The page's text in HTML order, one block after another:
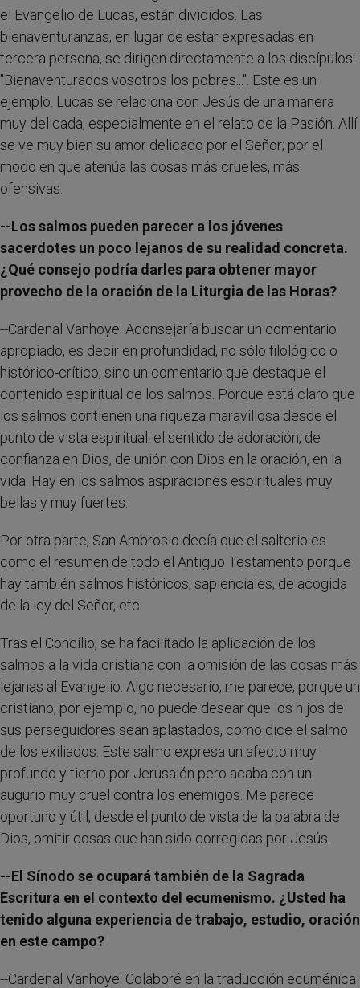
el Evangelio de Lucas, están divididos. Las
bienaventuranzas, en lugar de estar expresadas en
tercera persona, se dirigen directamente a los discípulos:
"Bienaventurados vosotros los pobres...". Este es un
ejemplo. Lucas se relaciona con Jesús de una manera
muy delicada, especialmente en el relato de la Pasión. Allí
se ve muy bien su amor delicado por el Señor; por el
modo en que atenúa las cosas más crueles, más
ofensivas.
--Los salmos pueden parecer a los jóvenes
sacerdotes un poco lejanos de su realidad concreta.
¿Qué consejo podría darles para obtener mayor
provecho de la oración de la Liturgia de las Horas?
--Cardenal Vanhoye: Aconsejaría buscar un comentario
apropiado, es decir en profundidad, no sólo filológico o
histórico-crítico, sino un comentario que destaque el
contenido espiritual de los salmos. Porque está claro que
los salmos contienen una riqueza maravillosa desde el
punto de vista espiritual: el sentido de adoración, de
confianza en Dios, de unión con Dios en la oración, en la
vida. Hay en los salmos aspiraciones espirituales muy
bellas y muy fuertes.
Por otra parte, San Ambrosio decía que el salterio es
como el resumen de todo el Antiguo Testamento porque
hay también salmos históricos, sapienciales, de acogida
de la ley del Señor, etc.
Tras el Concilio, se ha facilitado la aplicación de los
salmos a la vida cristiana con la omisión de las cosas más
lejanas al Evangelio. Algo necesario, me parece, porque un
cristiano, por ejemplo, no puede desear que los hijos de
sus perseguidores sean aplastados, como dice el salmo
de los exiliados. Este salmo expresa un afecto muy
profundo y tierno por Jerusalén pero acaba con un
augurio muy cruel contra los enemigos. Me parece
oportuno y útil, desde el punto de vista de la palabra de
Dios, omitir cosas que han sido corregidas por Jesús.
--El Sínodo se ocupará también de la Sagrada
Escritura en el contexto del ecumenismo. ¿Usted ha
tenido alguna experiencia de trabajo, estudio, oración
en este campo?
--Cardenal Vanhoye: Colaboré en la traducción ecuménica